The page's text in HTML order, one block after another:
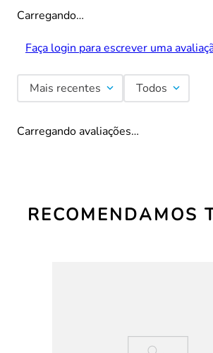
Carregando…
Faça login para escrever uma
Mais recentes Todos
Carregando avaliações…
RECOMENDAMOS